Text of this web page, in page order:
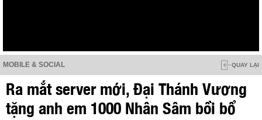
MOBILE & SOCIAL QUAY LẠI
Ra mắt server mới, Đại Thánh Vương
tặng anh em 1000 Nhân Sâm bồi bổ